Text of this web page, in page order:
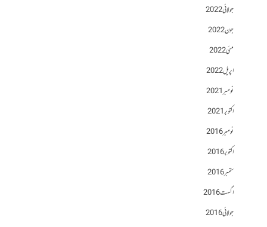
جولائی 2022
جون 2022
مئی 2022
اپریل 2022
نومبر 2021
اکتوبر 2021
نومبر 2016
اکتوبر 2016
ستمبر 2016
اگست 2016
جولائی 2016